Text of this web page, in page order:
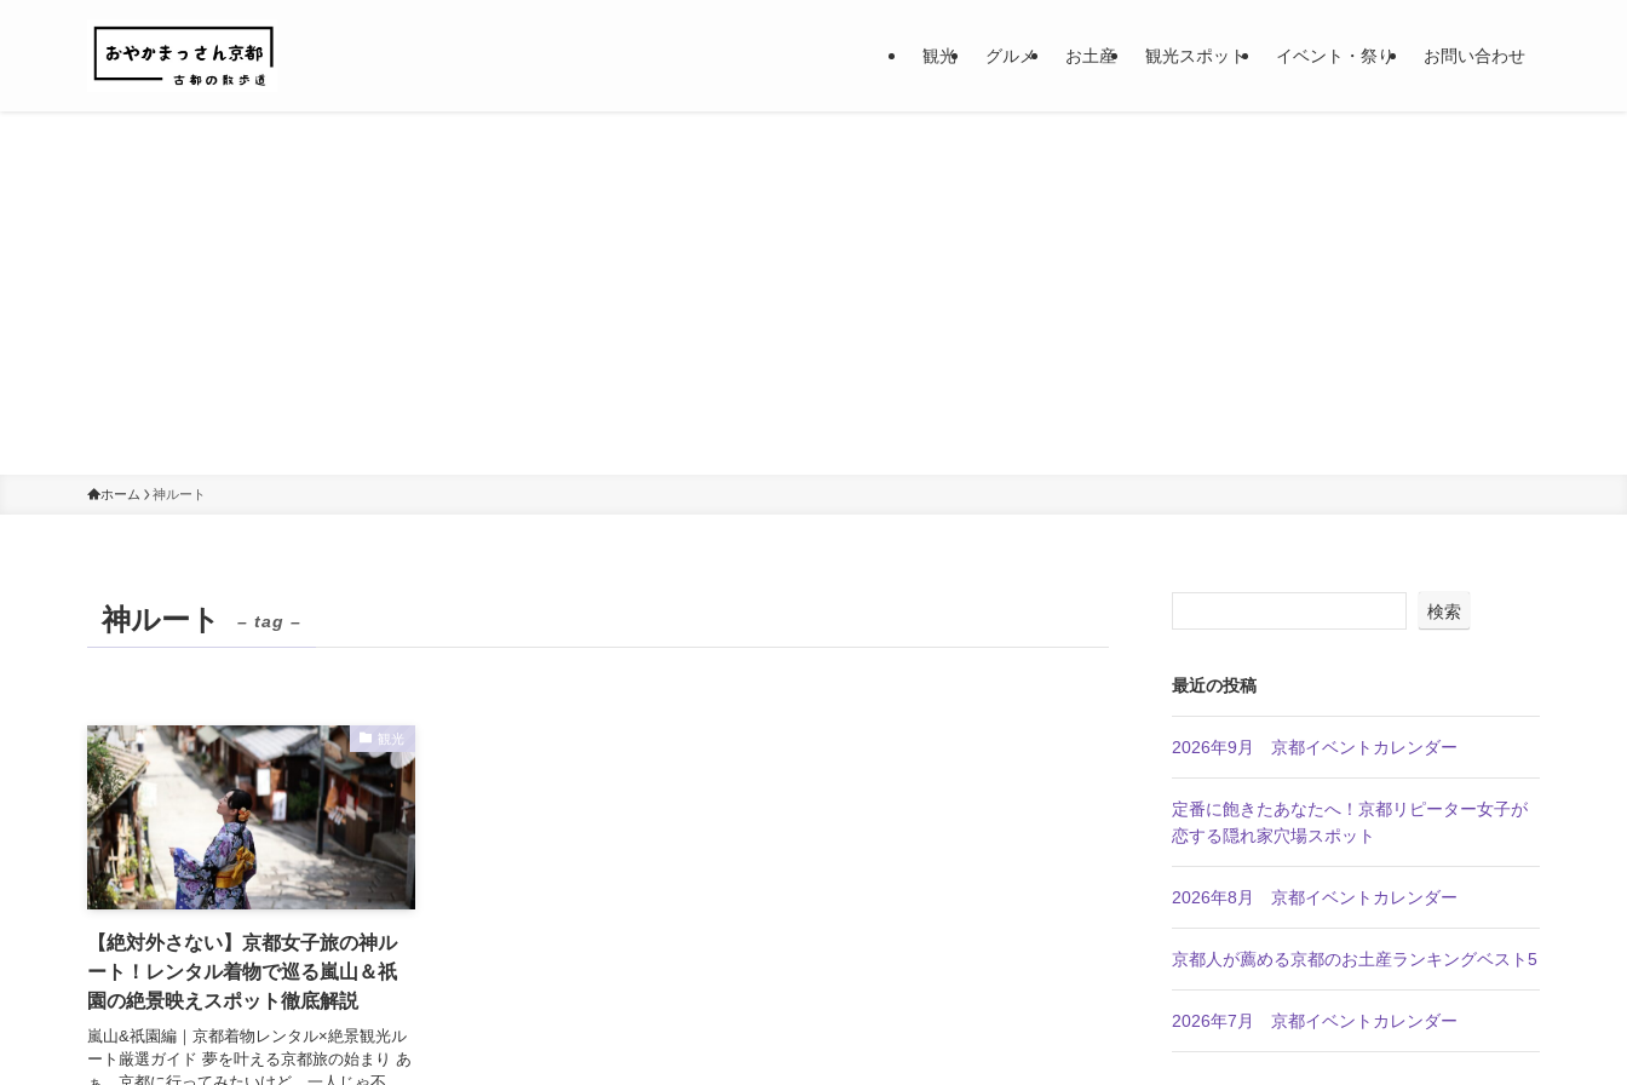
観光 グルメ お土産 観光スポット イベント・祭り お問い合わせ
ホーム 神ルート
神ルート – tag –
観光
【絶対外さない】京都女子旅の神ル
ート！レンタル着物で巡る嵐山＆祇
園の絶景映えスポット徹底解説
嵐山&祇園編｜京都着物レンタル×絶景観光ル
ート厳選ガイド 夢を叶える京都旅の始まり あ
検索
最近の投稿
2026年9月 京都イベントカレンダー
定番に飽きたあなたへ！京都リピーター女子が
恋する隠れ家穴場スポット
2026年8月 京都イベントカレンダー
京都人が薦める京都のお土産ランキングベスト5
2026年7月 京都イベントカレンダー